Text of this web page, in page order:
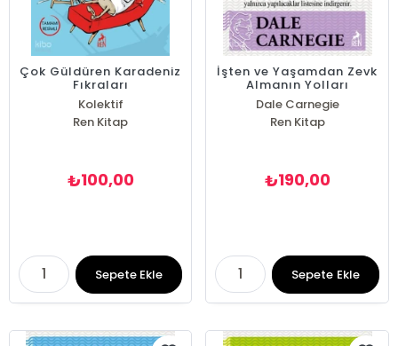
Çok Güldüren Karadeniz
Fıkraları
Kolektif
Ren Kitap
₺100,00
Sepete Ekle
İşten ve Yaşamdan Zevk
Almanın Yolları
Dale Carnegie
Ren Kitap
₺190,00
Sepete Ekle